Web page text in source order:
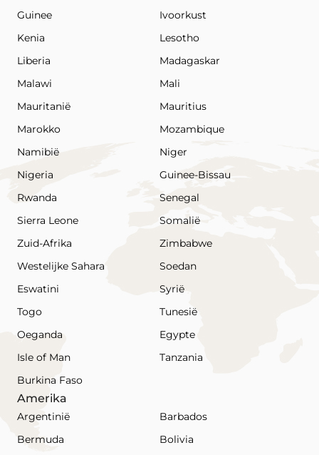
Guinee
Ivoorkust
Kenia
Lesotho
Liberia
Madagaskar
Malawi
Mali
Mauritanië
Mauritius
Marokko
Mozambique
Namibië
Niger
Nigeria
Guinee-Bissau
Rwanda
Senegal
Sierra Leone
Somalië
Zuid-Afrika
Zimbabwe
Westelijke Sahara
Soedan
Eswatini
Syrië
Togo
Tunesië
Oeganda
Egypte
Isle of Man
Tanzania
Burkina Faso
Amerika
Argentinië
Barbados
Bermuda
Bolivia